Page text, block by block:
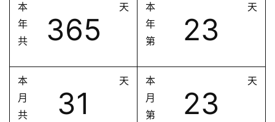
本
年
共
365
天
本
年
第
23
天
本
月
共
31
天
本
月
第
23
天